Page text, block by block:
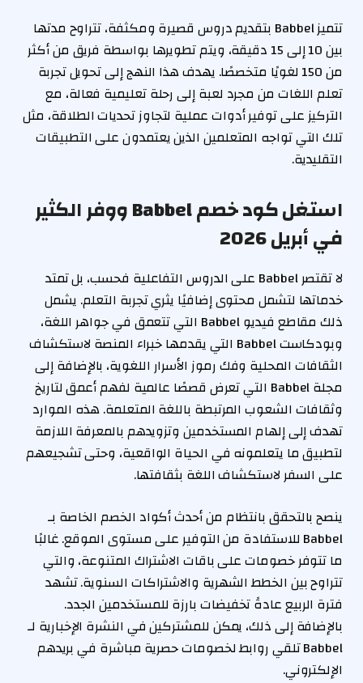
تتميز Babbel بتقديم دروس قصيرة ومكثفة، تتراوح مدتها
بين 10 إلى 15 دقيقة، ويتم تطويرها بواسطة فريق من أكثر
من 150 لغويًا متخصصًا. يهدف هذا النهج إلى تحويل تجربة
تعلم اللغات من مجرد لعبة إلى رحلة تعليمية فعالة، مع
التركيز على توفير أدوات عملية لتجاوز تحديات الطلاقة، مثل
تلك التي تواجه المتعلمين الذين يعتمدون على التطبيقات
التقليدية.
استغل كود خصم Babbel ووفر الكثير
في أبريل 2026
لا تقتصر Babbel على الدروس التفاعلية فحسب، بل تمتد
خدماتها لتشمل محتوى إضافيًا يثري تجربة التعلم. يشمل
ذلك مقاطع فيديو Babbel التي تتعمق في جواهر اللغة،
وبودكاست Babbel التي يقدمها خبراء المنصة لاستكشاف
الثقافات المحلية وفك رموز الأسرار اللغوية، بالإضافة إلى
مجلة Babbel التي تعرض قصصًا عالمية لفهم أعمق لتاريخ
وثقافات الشعوب المرتبطة باللغة المتعلمة. هذه الموارد
تهدف إلى إلهام المستخدمين وتزويدهم بالمعرفة اللازمة
لتطبيق ما يتعلمونه في الحياة الواقعية، وحتى تشجيعهم
على السفر لاستكشاف اللغة بثقافتها.
ينصح بالتحقق بانتظام من أحدث أكواد الخصم الخاصة بـ
Babbel للاستفادة من التوفير على مستوى الموقع. غالبًا
ما تتوفر خصومات على باقات الاشتراك المتنوعة، والتي
تتراوح بين الخطط الشهرية والاشتراكات السنوية. تشهد
فترة الربيع عادةً تخفيضات بارزة للمستخدمين الجدد.
بالإضافة إلى ذلك، يمكن للمشتركين في النشرة الإخبارية لـ
Babbel تلقي روابط لخصومات حصرية مباشرة في بريدهم
الإلكتروني.